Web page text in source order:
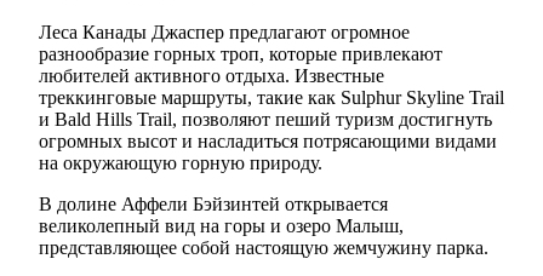
Леса Канады Джаспер предлагают огромное
разнообразие горных троп, которые привлекают
любителей активного отдыха. Известные
треккинговые маршруты, такие как Sulphur Skyline Trail
и Bald Hills Trail, позволяют пеший туризм достигнуть
огромных высот и насладиться потрясающими видами
на окружающую горную природу.
В долине Аффели Бэйзинтей открывается
великолепный вид на горы и озеро Малыш,
представляющее собой настоящую жемчужину парка.